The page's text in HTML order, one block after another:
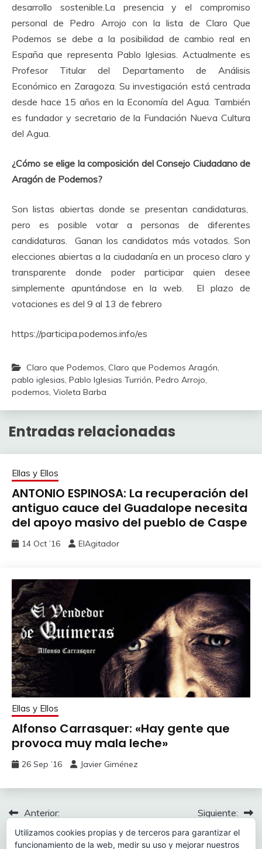
desarrollo sostenible.La presencia y el compromiso
personal de Pedro Arrojo con la lista de Claro Que
Podemos se debe a la posibilidad de cambio real en
España que representa Pablo Iglesias. Actualmente es
Profesor Titular del Departamento de Análisis
Económico en Zaragoza. Su investigación está centrada
desde hace 15 años en la Economía del Agua. También
es fundador y secretario de la Fundación Nueva Cultura
del Agua.
¿Cómo se elige la composición del Consejo Ciudadano de
Aragón de Podemos?
Son listas abiertas donde se presentan candidaturas,
pero es posible votar a personas de diferentes
candidaturas. Ganan los candidatos más votados. Son
elecciones abiertas a la ciudadanía en un proceso claro y
transparente donde poder participar quien desee
simplemente apuntándose en la web. El plazo de
votaciones es del 9 al 13 de febrero
https://participa.podemos.info/es
Claro que Podemos Claro que Podemos Aragón
pablo iglesias Pablo Iglesias Turrión Pedro Arrojo
podemos Violeta Barba
Entradas relacionadas
Ellas y Ellos
ANTONIO ESPINOSA: La recuperación del
antiguo cauce del Guadalope necesita
del apoyo masivo del pueblo de Caspe
14 Oct ’16 ElAgitador
Ellas y Ellos
Alfonso Carrasquer: «Hay gente que
provoca muy mala leche»
26 Sep ’16 Javier Giménez
Navegación
de
Anterior:
Hoy jueves, el Compromiso
de Caspe en «Reino y
Siguiente:
En Caspe somos mediocres
políticamente hablando
Utilizamos cookies propias y de terceros para garantizar el
funcionamiento de la web, medir su uso y mejorar nuestros